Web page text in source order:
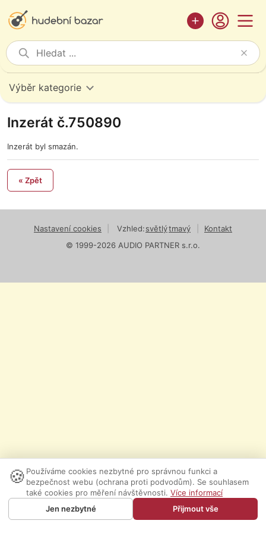
Výběr kategorie
Inzerát č.750890
Inzerát byl smazán.
« Zpět
Nastavení cookies Vzhled:světlýtmavý
Kontakt
© 1999-2026 AUDIO PARTNER s.r.o.
🍪 Používáme cookies nezbytné pro správnou funkci a
bezpečnost webu (ochrana proti podvodům). Se souhlasem
také cookies pro měření návštěvnosti. Více informací
Jen nezbytné
Přijmout vše